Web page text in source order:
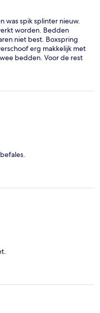
was spik splinter nieuw.
worden. Bedden
niet best. Boxspring
erg makkelijk met
bedden. Voor de rest
de indruk dat dit hotel
grote congressen dan